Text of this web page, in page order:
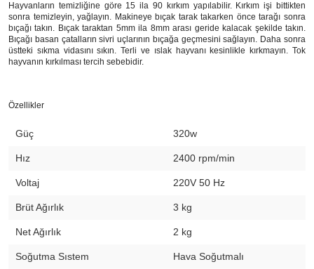
Hayvanların temizliğine göre 15 ila 90 kırkım yapılabilir. Kırkım işi bittikten
sonra temizleyin, yağlayın. Makineye bıçak tarak takarken önce tarağı sonra
bıçağı takın. Bıçak taraktan 5mm ila 8mm arası geride kalacak şekilde takın.
Bıçağı basan çatalların sivri uçlarının bıçağa geçmesini sağlayın. Daha sonra
üstteki sıkma vidasını sıkın. Terli ve ıslak hayvanı kesinlikle kırkmayın. Tok
hayvanın kırkılması tercih sebebidir.
Özellikler
Güç 320w
Hız 2400 rpm/min
Voltaj 220V 50 Hz
Brüt Ağırlık 3 kg
Net Ağırlık 2 kg
Soğutma Sıstem Hava Soğutmalı